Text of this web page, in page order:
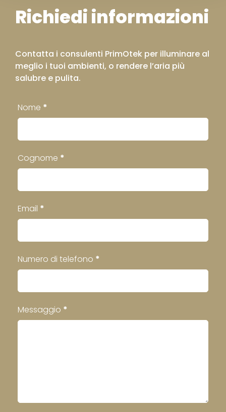
Richiedi informazioni
Contatta i consulenti PrimOtek per illuminare al
meglio i tuoi ambienti, o rendere l’aria più
salubre e pulita.
Contatti
Footer
Nome *
Cognome *
Email *
Numero di telefono *
Messaggio *